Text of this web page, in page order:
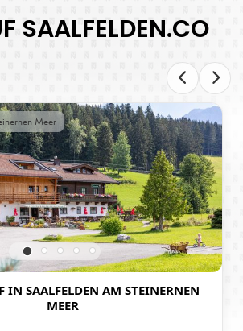
SAALFELDEN.CO
Meer
IN SAALFELDEN AM STEINERNEN
MEER